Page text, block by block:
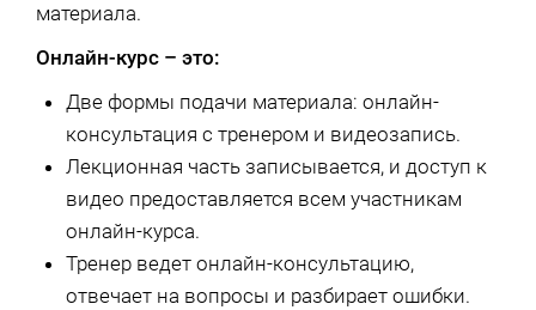
материала.
Онлайн-курс – это:
Две формы подачи материала: онлайн-
консультация с тренером и видеозапись.
Лекционная часть записывается, и доступ к
видео предоставляется всем участникам
онлайн-курса.
Тренер ведет онлайн-консультацию,
отвечает на вопросы и разбирает ошибки.